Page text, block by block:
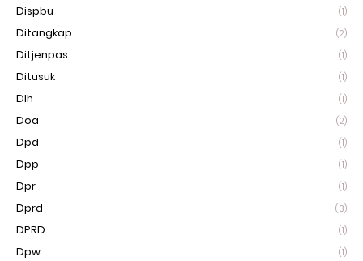
Dispbu (1)
Ditangkap (2)
Ditjenpas (1)
Ditusuk (1)
Dlh (1)
Doa (2)
Dpd (1)
Dpp (1)
Dpr (1)
Dprd (3)
DPRD (1)
Dpw (1)